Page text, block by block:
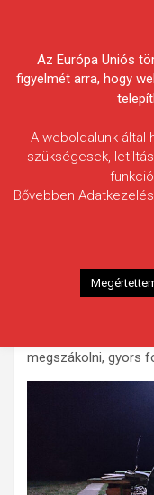
Mészáros
Halfaj: Tőponty
Fogott hal adatai:
megszákolni, gyors
Az Európa Uniós
figyelmét arra, hogy
A weboldalunk által
szükségesek,
Bővebben